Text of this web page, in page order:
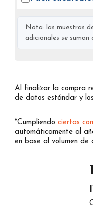
Nota: las muestras
adicionales se
Al finalizar la compra
de datos estándar y
*Cumpliendo ciertas
automáticamente al
en base al volumen de